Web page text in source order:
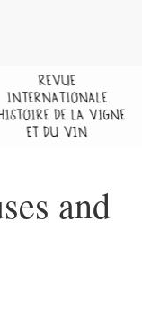
and